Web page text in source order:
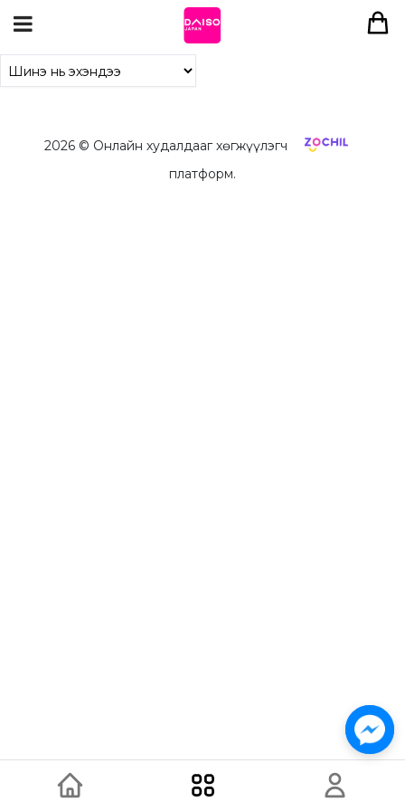
2026© Онлайн худалдааг хөгжүүлэгч
платформ.